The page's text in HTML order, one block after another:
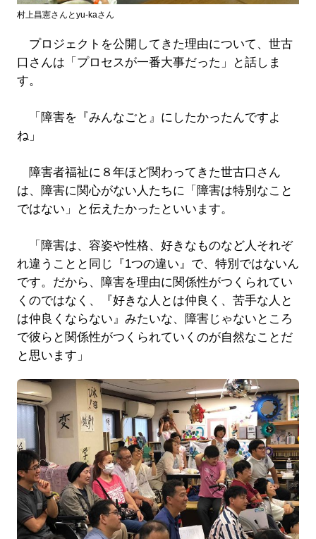
村上昌憲さんとyu-kaさん
プロジェクトを公開してきた理由について、世古
口さんは「プロセスが一番大事だった」と話しま
す。
「障害を『みんなごと』にしたかったんですよ
ね」
障害者福祉に８年ほど関わってきた世古口さん
は、障害に関心がない人たちに「障害は特別なこと
ではない」と伝えたかったといいます。
「障害は、容姿や性格、好きなものなど人それぞ
れ違うことと同じ『1つの違い』で、特別ではないん
です。だから、障害を理由に関係性がつくられてい
くのではなく、『好きな人とは仲良く、苦手な人と
は仲良くならない』みたいな、障害じゃないところ
で彼らと関係性がつくられていくのが自然なことだ
と思います」